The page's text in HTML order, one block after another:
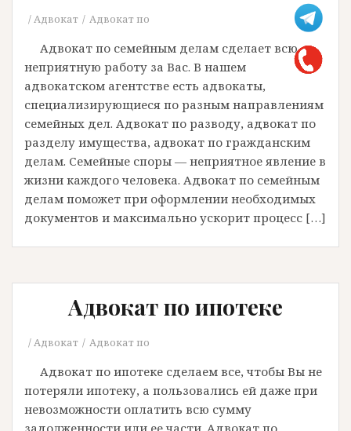
Адвокат Адвокат по
Адвокат по семейным делам сделает всю
неприятную работу за Вас. В нашем
адвокатском агентстве есть адвокаты,
специализирующиеся по разным направлениям
семейных дел. Адвокат по разводу, адвокат по
разделу имущества, адвокат по гражданским
делам. Семейные споры — неприятное явление в
жизни каждого человека. Адвокат по семейным
делам поможет при оформлении необходимых
документов и максимально ускорит процесс […]
Адвокат по ипотеке
Адвокат Адвокат по
Адвокат по ипотеке сделаем все, чтобы Вы не
потеряли ипотеку, а пользовались ей даже при
невозможности оплатить всю сумму
задолженности или ее части. Адвокат по